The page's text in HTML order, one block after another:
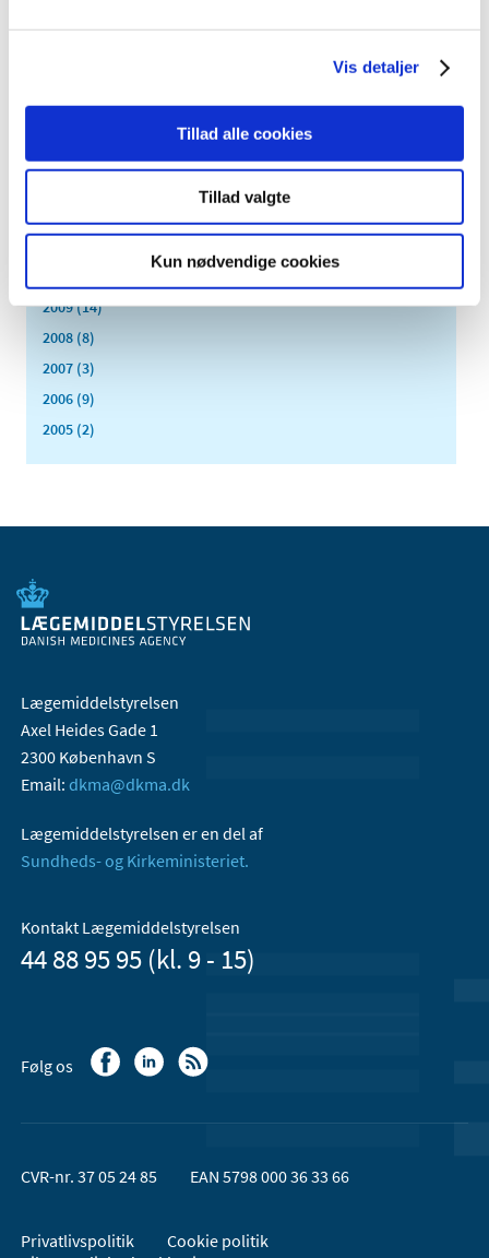
Vis detaljer
Tillad alle cookies
Tillad valgte
Kun nødvendige cookies
maj (1)
marts (3)
2009 (14)
2008 (8)
2007 (3)
2006 (9)
2005 (2)
Lægemiddelstyrelsen
Axel Heides Gade 1
2300 København S
Email: dkma@dkma.dk
Lægemiddelstyrelsen er en del af
Sundheds- og Kirkeministeriet.
Kontakt Lægemiddelstyrelsen
44 88 95 95 (kl. 9 - 15)
Følg os
CVR-nr. 37 05 24 85 EAN 5798 000 36 33 66
Privatlivspolitik
Cookie politik